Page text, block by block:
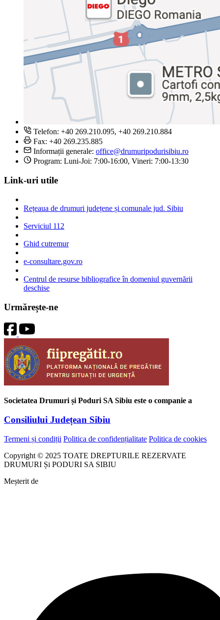
Telefon: +40 269.210.095, +40 269.210.884
Fax: +40 269.235.885
Informații generale: office@drumuripodurisibiu.ro
Program: Luni-Joi: 7:00-16:00, Vineri: 7:00-13:30
Link-uri utile
Rețeaua de drumuri județene și comunale jud. Sibiu
Serviciul 112
Ghid cutremur
e-consultare.gov.ro
Centrul de resurse bibliografice în domeniul guvernării
deschise
Urmărește-ne
Societatea Drumuri și Poduri SA Sibiu este o companie a
Consiliului Județean Sibiu
Termeni și condiții Politica de confidențialitate Politica de cookies
Copyright © 2025 TOATE DREPTURILE REZERVATE
DRUMURI Și PODURI SA SIBIU
Meșterit de